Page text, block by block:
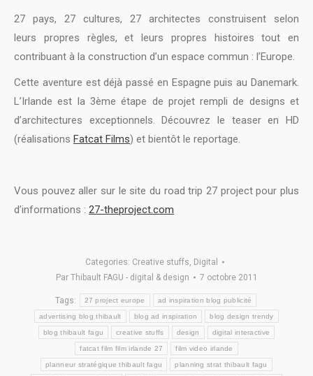
27 pays, 27 cultures, 27 architectes construisent selon
leurs propres règles, et leurs propres histoires tout en
contribuant à la construction d’un espace commun : l’Europe.
Cette aventure est déjà passé en Espagne puis au Danemark.
L’Irlande est la 3ème étape de projet rempli de designs et
d’architectures exceptionnels. Découvrez le teaser en HD
(réalisations Fatcat Films) et bientôt le reportage.
Vous pouvez aller sur le site du road trip 27 project pour plus
d’informations : 27-theproject.com
Categories: Creative stuffs, Digital
Par Thibault FAGU - digital & design 7 octobre 2011
Tags: 27 project europe ad inspiration blog publicité
advertising blog thibault blog ad inspiration blog design trendy
blog thibault fagu creative stuffs design digital interactive
fatcat film film irlande 27 film video irlande
planneur stratégique thibault fagu planning strat thibault fagu